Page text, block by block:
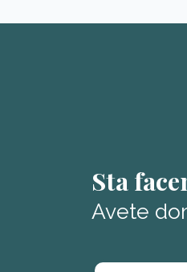
Sta
Avete